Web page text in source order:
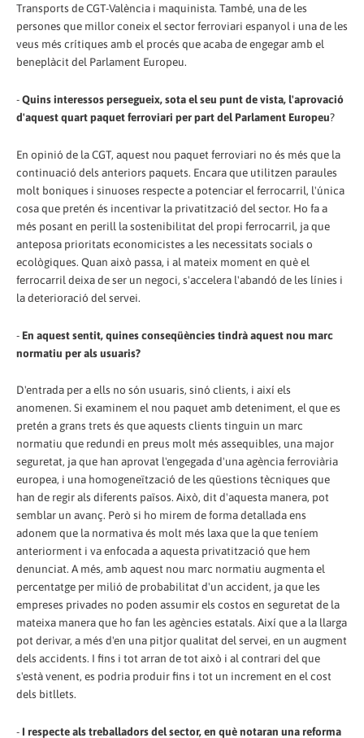
Transports de CGT-València i maquinista. També, una de les
persones que millor coneix el sector ferroviari espanyol i una de les
veus més crítiques amb el procés que acaba de engegar amb el
beneplàcit del Parlament Europeu.
-Quins interessos persegueix, sota el seu punt de vista, l'aprovació
d'aquest quart paquet ferroviari per part del Parlament Europeu?
En opinió de la CGT, aquest nou paquet ferroviari no és més que la
continuació dels anteriors paquets. Encara que utilitzen paraules
molt boniques i sinuoses respecte a potenciar el ferrocarril, l'única
cosa que pretén és incentivar la privatització del sector. Ho fa a
més posant en perill la sostenibilitat del propi ferrocarril, ja que
anteposa prioritats economicistes a les necessitats socials o
ecològiques. Quan això passa, i al mateix moment en què el
ferrocarril deixa de ser un negoci, s'accelera l'abandó de les línies i
la deterioració del servei.
- En aquest sentit, quines conseqüències tindrà aquest nou marc
normatiu per als usuaris?
D'entrada per a ells no són usuaris, sinó clients, i així els
anomenen. Si examinem el nou paquet amb deteniment, el que es
pretén a grans trets és que aquests clients tinguin un marc
normatiu que redundi en preus molt més assequibles, una major
seguretat, ja que han aprovat l'engegada d'una agència ferroviària
europea, i una homogeneïtzació de les qüestions tècniques que
han de regir als diferents països. Això, dit d'aquesta manera, pot
semblar un avanç. Però si ho mirem de forma detallada ens
adonem que la normativa és molt més laxa que la que teníem
anteriorment i va enfocada a aquesta privatització que hem
denunciat. A més, amb aquest nou marc normatiu augmenta el
percentatge per milió de probabilitat d'un accident, ja que les
empreses privades no poden assumir els costos en seguretat de la
mateixa manera que ho fan les agències estatals. Així que a la llarga
pot derivar, a més d'en una pitjor qualitat del servei, en un augment
dels accidents. I fins i tot arran de tot això i al contrari del que
s'està venent, es podria produir fins i tot un increment en el cost
dels bitllets.
- I respecte als treballadors del sector, en què notaran una reforma